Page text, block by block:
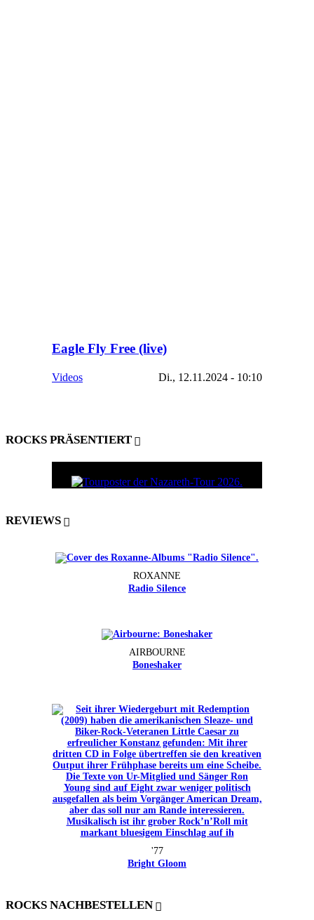
Eagle Fly Free (live)
Videos Di., 12.11.2024 - 10:10
ROCKS PRÄSENTIERT
REVIEWS
ROXANNE
Radio Silence
AIRBOURNE
Boneshaker
'77
Bright Gloom
ROCKS NACHBESTELLEN